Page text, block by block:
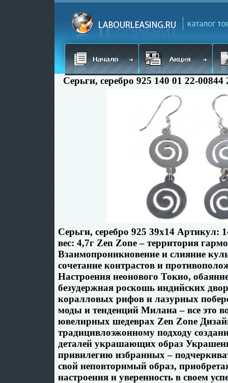
Серьги, серебро 925 140 01 22-
Серьги, серебро 925 39х14 Артикул:
вес: 4,7г Zen Zone – территория
Взаимопроникновение и слияние
сочетание контрастов и
Настроения неонового Токио,
безудержная роскошь индийских
коралловых рифов и лазурных
моды и тенденций Милана – все это
ювелирных шедеврах Zen Zone
традицивлоэжонному подходу
деталей украшающих образ
привилегию избранных –
свой неповторимый образ,
настроения и уверенность в своем